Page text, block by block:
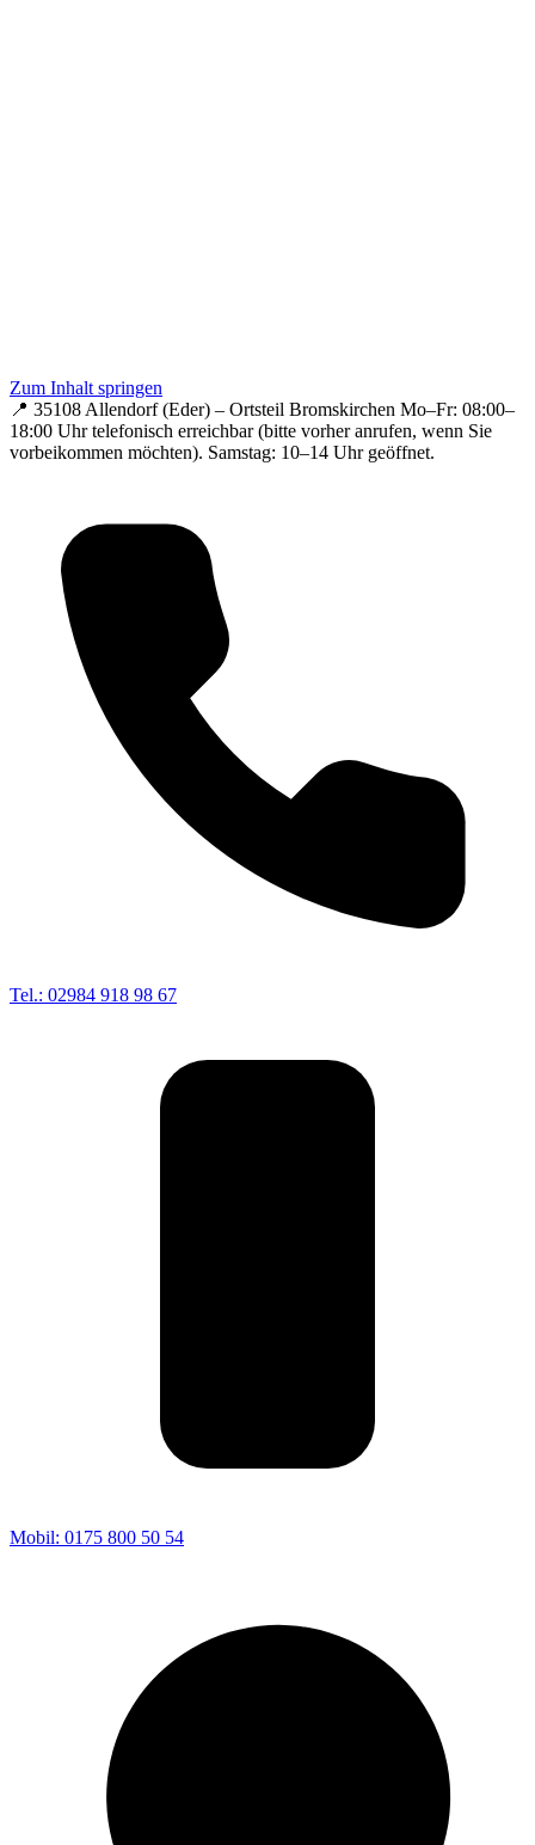
Zum Inhalt springen
📍 35108 Allendorf (Eder) – Ortsteil Bromskirchen Mo–Fr: 08:00–
18:00 Uhr telefonisch erreichbar (bitte vorher anrufen, wenn Sie
vorbeikommen möchten). Samstag: 10–14 Uhr geöffnet.
Tel.: 02984 918 98 67
Mobil: 0175 800 50 54